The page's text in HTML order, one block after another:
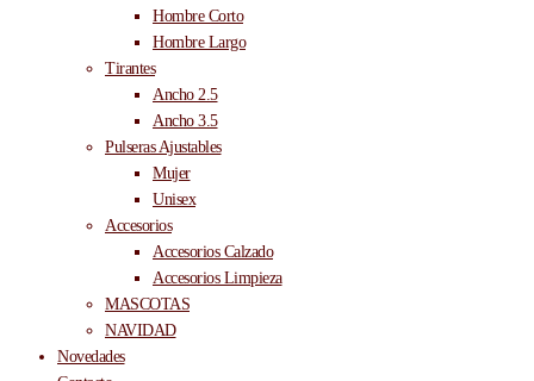
Hombre Corto
Hombre Largo
Tirantes
Ancho 2.5
Ancho 3.5
Pulseras Ajustables
Mujer
Unisex
Accesorios
Accesorios Calzado
Accesorios Limpieza
MASCOTAS
NAVIDAD
Novedades